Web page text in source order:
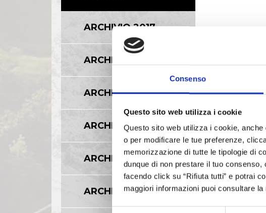
Consenso
Questo sito web utilizza i cookie
Questo sito web utilizza i cookie,
o per modificare le tue preferenze,
memorizzazione di tutte le tipologie di
dunque di non prestare il tuo
facendo click su “Rifiuta tutti” e potrai
maggiori informazioni puoi consultare
ARCHIVIO 2017
ARCHIVIO 2016
ARCHIVIO 2015
ARCHIVIO 2014
ARCHIVIO 2013
ARCHIVIO 2012